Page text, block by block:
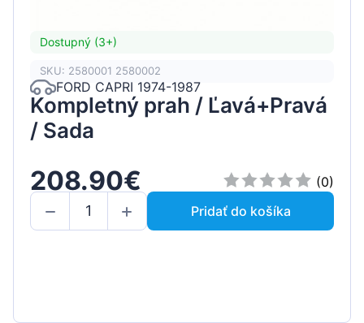
Dostupný (3+)
SKU: 2580001 2580002
FORD CAPRI 1974-1987
Kompletný prah / Ľavá+Pravá
/ Sada
208.90€
(0)
Pridať do košíka